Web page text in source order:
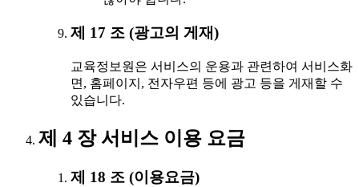
제 17 조 (광고의 게재)
교육정보원은 서비스의 운용과 관련하여 서비스화
면, 홈페이지, 전자우편 등에 광고 등을 게재할 수
있습니다.
제 4 장 서비스 이용 요금
제 18 조 (이용요금)